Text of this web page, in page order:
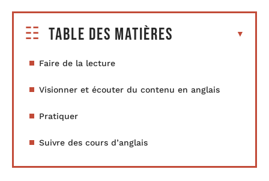
Table des matières
Faire de la lecture
Visionner et écouter du contenu en anglais
Pratiquer
Suivre des cours d’anglais